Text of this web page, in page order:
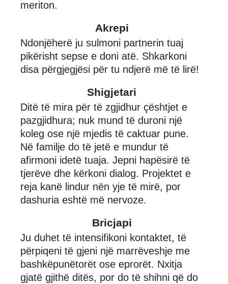
meriton.
Akrepi
Ndonjëherë ju sulmoni partnerin tuaj
pikërisht sepse e doni atë. Shkarkoni
disa përgjegjësi për tu ndjerë më të lirë!
Shigjetari
Ditë të mira për të zgjidhur çështjet e
pazgjidhura; nuk mund të duroni një
koleg ose një mjedis të caktuar pune.
Në familje do të jetë e mundur të
afirmoni idetë tuaja. Jepni hapësirë të
tjerëve dhe kërkoni dialog. Projektet e
reja kanë lindur nën yje të mirë, por
dashuria eshtë më nervoze.
Bricjapi
Ju duhet të intensifikoni kontaktet, të
përpiqeni të gjeni një marrëveshje me
bashkëpunëtorët ose eprorët. Nxitja
gjatë gjithë ditës, por do të shihni që do